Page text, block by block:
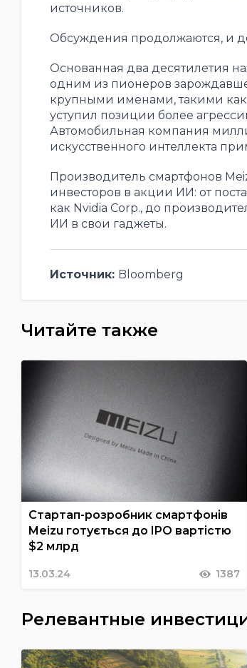
источников.
Обсуждения продолжаются, и
Основанная два десятилетия
одним из пионеров
крупными именами, такими как
уступил позиции более
Автомобильная компания
искусственного интеллекта
Производитель смартфонов
инвесторов в акции ИИ: от
как Nvidia Corp., до
ИИ в свои гаджеты.
Источник: Bloomberg
Читайте также
Стартап-розробник смартфонів
Meizu готується до IPO вартістю
$2 млрд
13.03.24 1387
Релевантные